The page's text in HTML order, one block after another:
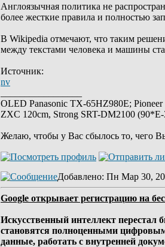
Англоязычная политика не
более жесткие правила и полностью
В Wikipedia отмечают, что таким
между текстами человека и машины
Источник:
nv
OLED Panasonic TX-65HZ980E;
ZXC 120cm, Strong SRT-DM2100
Желаю, чтобы у Вас сбылось то, чего
Добавлено: Пн Мар 30,
Google открывает регистрацию на
Искусственный интеллект
становятся полноценными
данные, работать с внутренней